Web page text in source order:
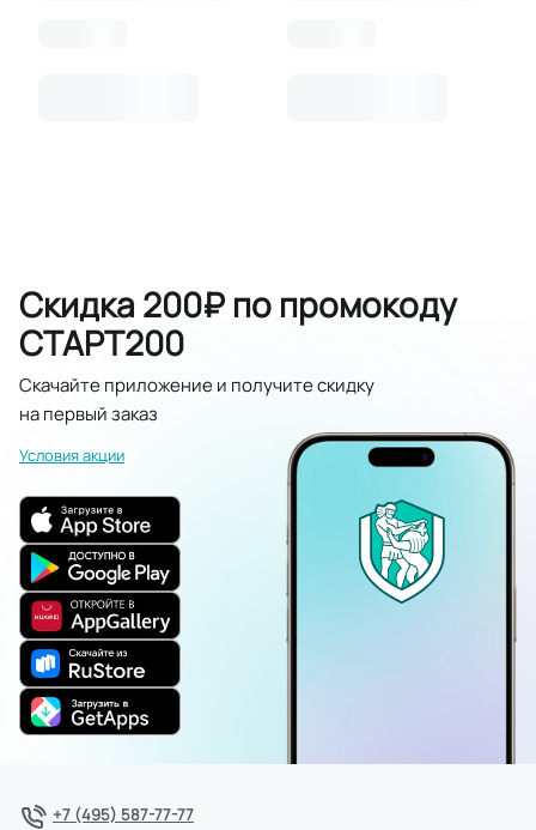
Скидка 200₽ по промокоду
СТАРТ200
Скачайте приложение и получите скидку
на первый заказ
Условия акции
+7 (495) 587-77-77